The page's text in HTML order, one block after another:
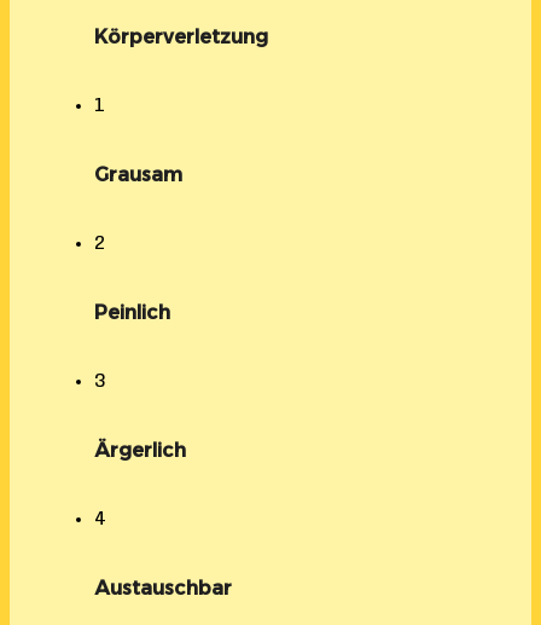
Körperverletzung
1
Grausam
2
Peinlich
3
Ärgerlich
4
Austauschbar